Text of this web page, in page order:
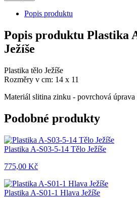
Popis produktu
Popis produktu Plastika
Ježíše
Plastika tělo Ježíše
Rozměry v cm: 14 x 11
Materiál slitina zinku - povrchová úprava
Podobné produkty
Plastika A-S03-5-14 Tělo Ježíše
775,00 Kč
Plastika A-S01-1 Hlava Ježíše